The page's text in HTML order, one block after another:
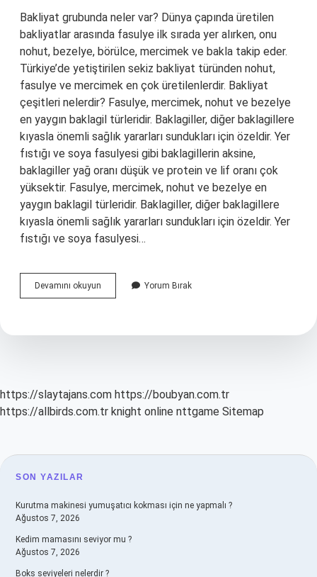
Bakliyat grubunda neler var? Dünya çapında üretilen
bakliyatlar arasında fasulye ilk sırada yer alırken, onu
nohut, bezelye, börülce, mercimek ve bakla takip eder.
Türkiye’de yetiştirilen sekiz bakliyat türünden nohut,
fasulye ve mercimek en çok üretilenlerdir. Bakliyat
çeşitleri nelerdir? Fasulye, mercimek, nohut ve bezelye
en yaygın baklagil türleridir. Baklagiller, diğer baklagillere
kıyasla önemli sağlık yararları sundukları için özeldir. Yer
fıstığı ve soya fasulyesi gibi baklagillerin aksine,
baklagiller yağ oranı düşük ve protein ve lif oranı çok
yüksektir. Fasulye, mercimek, nohut ve bezelye en
yaygın baklagil türleridir. Baklagiller, diğer baklagillere
kıyasla önemli sağlık yararları sundukları için özeldir. Yer
fıstığı ve soya fasulyesi…
Devamını okuyun
Grupları
Yorum Bırak
https://slaytajans.com https://boubyan.com.tr
https://allbirds.com.tr knight online nttgame Sitemap
SIDEBAR
SON YAZILAR
Kurutma makinesi yumuşatıcı kokması için ne yapmalı ?
Ağustos 7, 2026
Kedim mamasını seviyor mu ?
Ağustos 7, 2026
Boks seviyeleri nelerdir ?